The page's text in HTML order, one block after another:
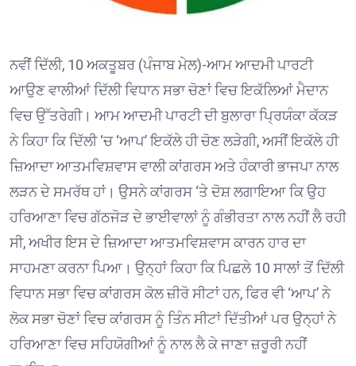
ਨਵੀਂ ਦਿੱਲੀ, 10 ਅਕਤੂਬਰ (ਪੰਜਾਬ ਮੇਲ)-ਆਮ ਆਦਮੀ ਪਾਰਟੀ
ਆਉਣ ਵਾਲੀਆਂ ਦਿੱਲੀ ਵਿਧਾਨ ਸਭਾ ਚੋਣਾਂ ਵਿਚ ਇਕੱਲਿਆਂ ਮੈਦਾਨ
ਵਿਚ ਉੱਤਰੇਗੀ। ਆਮ ਆਦਮੀ ਪਾਰਟੀ ਦੀ ਬੁਲਾਰਾ ਪ੍ਰਿਯੰਕਾ ਕੱਕੜ
ਨੇ ਕਿਹਾ ਕਿ ਦਿੱਲੀ ‘ਚ ‘ਆਪ’ ਇਕੱਲੇ ਹੀ ਚੋਣ ਲੜੇਗੀ, ਅਸੀਂ ਇਕੱਲੇ ਹੀ
ਜ਼ਿਆਦਾ ਆਤਮਵਿਸ਼ਵਾਸ ਵਾਲੀ ਕਾਂਗਰਸ ਅਤੇ ਹੰਕਾਰੀ ਭਾਜਪਾ ਨਾਲ
ਲੜਨ ਦੇ ਸਮਰੱਥ ਹਾਂ। ਉਸਨੇ ਕਾਂਗਰਸ ‘ਤੇ ਦੋਸ਼ ਲਗਾਇਆ ਕਿ ਉਹ
ਹਰਿਆਣਾ ਵਿਚ ਗੱਠਜੋੜ ਦੇ ਭਾਈਵਾਲਾਂ ਨੂੰ ਗੰਭੀਰਤਾ ਨਾਲ ਨਹੀਂ ਲੈ ਰਹੀ
ਸੀ, ਅਖੀਰ ਇਸ ਦੇ ਜ਼ਿਆਦਾ ਆਤਮਵਿਸ਼ਵਾਸ ਕਾਰਨ ਹਾਰ ਦਾ
ਸਾਹਮਣਾ ਕਰਨਾ ਪਿਆ। ਉਨ੍ਹਾਂ ਕਿਹਾ ਕਿ ਪਿਛਲੇ 10 ਸਾਲਾਂ ਤੋਂ ਦਿੱਲੀ
ਵਿਧਾਨ ਸਭਾ ਵਿਚ ਕਾਂਗਰਸ ਕੋਲ ਜ਼ੀਰੋ ਸੀਟਾਂ ਹਨ, ਫਿਰ ਵੀ ‘ਆਪ’ ਨੇ
ਲੋਕ ਸਭਾ ਚੋਣਾਂ ਵਿਚ ਕਾਂਗਰਸ ਨੂੰ ਤਿੰਨ ਸੀਟਾਂ ਦਿੱਤੀਆਂ ਪਰ ਉਨ੍ਹਾਂ ਨੇ
ਹਰਿਆਣਾ ਵਿਚ ਸਹਿਯੋਗੀਆਂ ਨੂੰ ਨਾਲ ਲੈ ਕੇ ਜਾਣਾ ਜ਼ਰੂਰੀ ਨਹੀਂ